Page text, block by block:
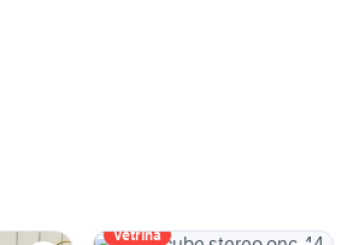
Vetrina